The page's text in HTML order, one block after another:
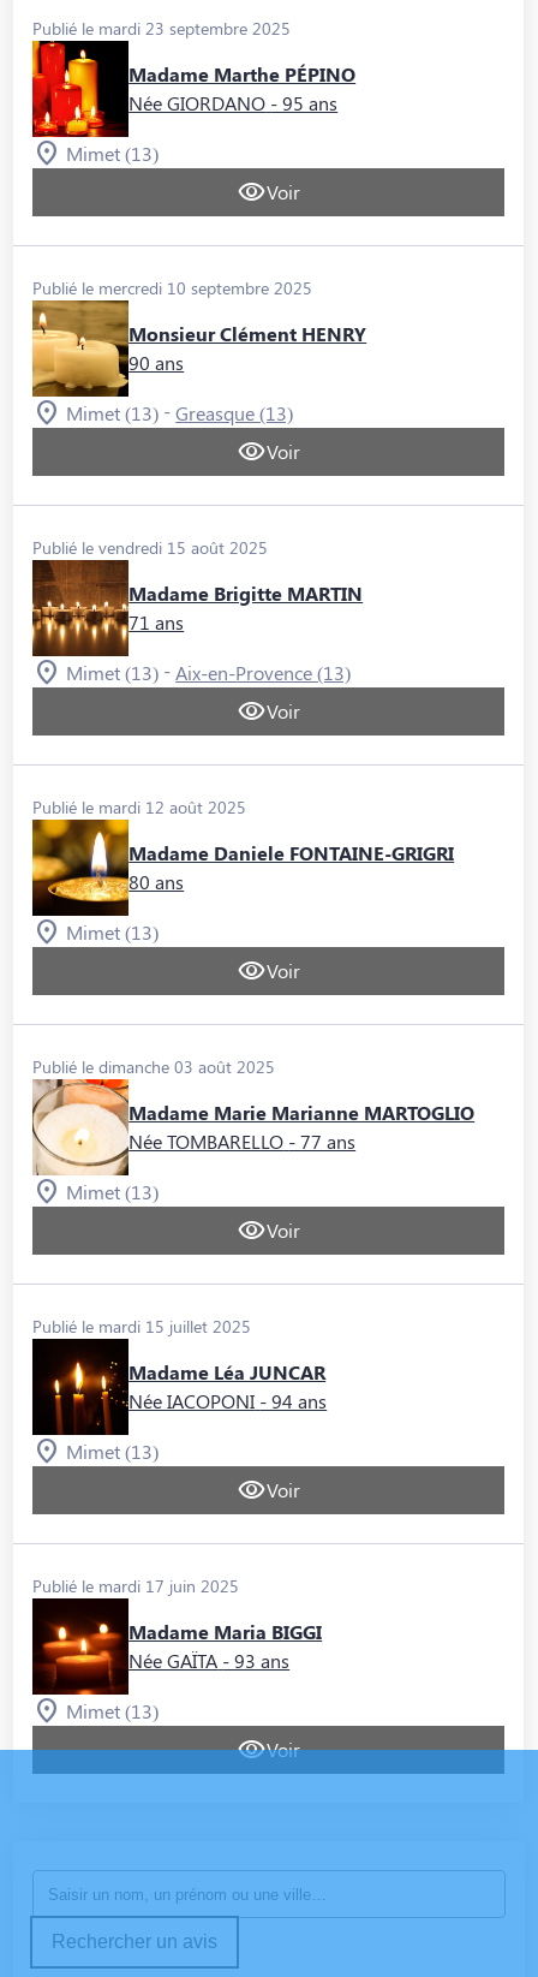
Publié le mardi 23 septembre 2025
Madame Marthe PÉPINO
Née GIORDANO - 95 ans
Mimet (13)
Voir
Publié le mercredi 10 septembre 2025
Monsieur Clément HENRY
90 ans
Mimet (13) -Greasque (13)
Voir
Publié le vendredi 15 août 2025
Madame Brigitte MARTIN
71 ans
Mimet (13) - Aix-en-Provence (13)
Voir
Publié le mardi 12 août 2025
Madame Daniele FONTAINE-GRIGRI
80 ans
Mimet (13)
Voir
Publié le dimanche 03 août 2025
Madame Marie Marianne MARTOGLIO
Née TOMBARELLO - 77 ans
Mimet (13)
Voir
Publié le mardi 15 juillet 2025
Madame Léa JUNCAR
Née IACOPONI - 94 ans
Mimet (13)
Voir
Publié le mardi 17 juin 2025
Madame Maria BIGGI
Née GAÏTA - 93 ans
Mimet (13)
Voir
Rechercher un avis